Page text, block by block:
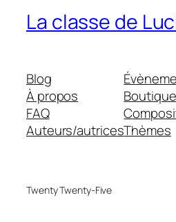
La classe de
Blog
À propos
FAQ
Auteurs/autrices
Boutique
Thèmes
Twenty Twenty-Five